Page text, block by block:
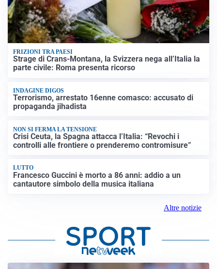
FRIZIONI TRA PAESI
Strage di Crans-Montana, la Svizzera nega all’Italia la
parte civile: Roma presenta ricorso
INDAGINE DIGOS
Terrorismo, arrestato 16enne comasco: accusato di
propaganda jihadista
NON SI FERMA LA TENSIONE
Crisi Ceuta, la Spagna attacca l’Italia: “Revochi i
controlli alle frontiere o prenderemo contromisure”
LUTTO
Francesco Guccini è morto a 86 anni: addio a un
cantautore simbolo della musica italiana
Altre notizie